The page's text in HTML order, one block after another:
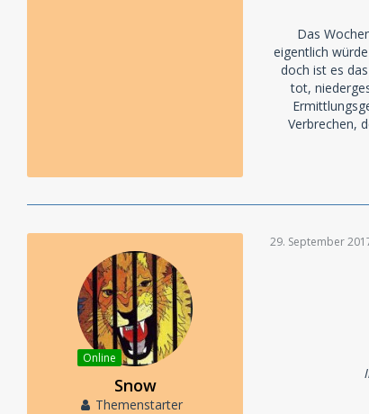
Das
eigentlich
doch ist es
tot,
Verbrechen,
Online
Snow
Themenstarter
29. September